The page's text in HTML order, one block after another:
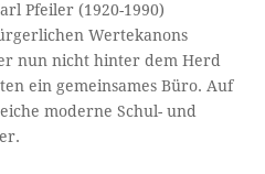
Pfeiler (1920-1990)
Wertekanons
nun nicht hinter dem Herd
ein gemeinsames Büro. Auf
moderne Schul- und